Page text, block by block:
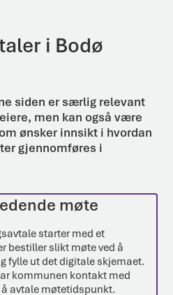
i Bodø
siden er særlig relevant
men kan også være
ønsker innsikt i hvordan
gjennomføres i
møte
starter med et
bestiller slikt møte ved å
fylle ut det digitale skjemaet.
kommunen kontakt med
avtale møtetidspunkt.